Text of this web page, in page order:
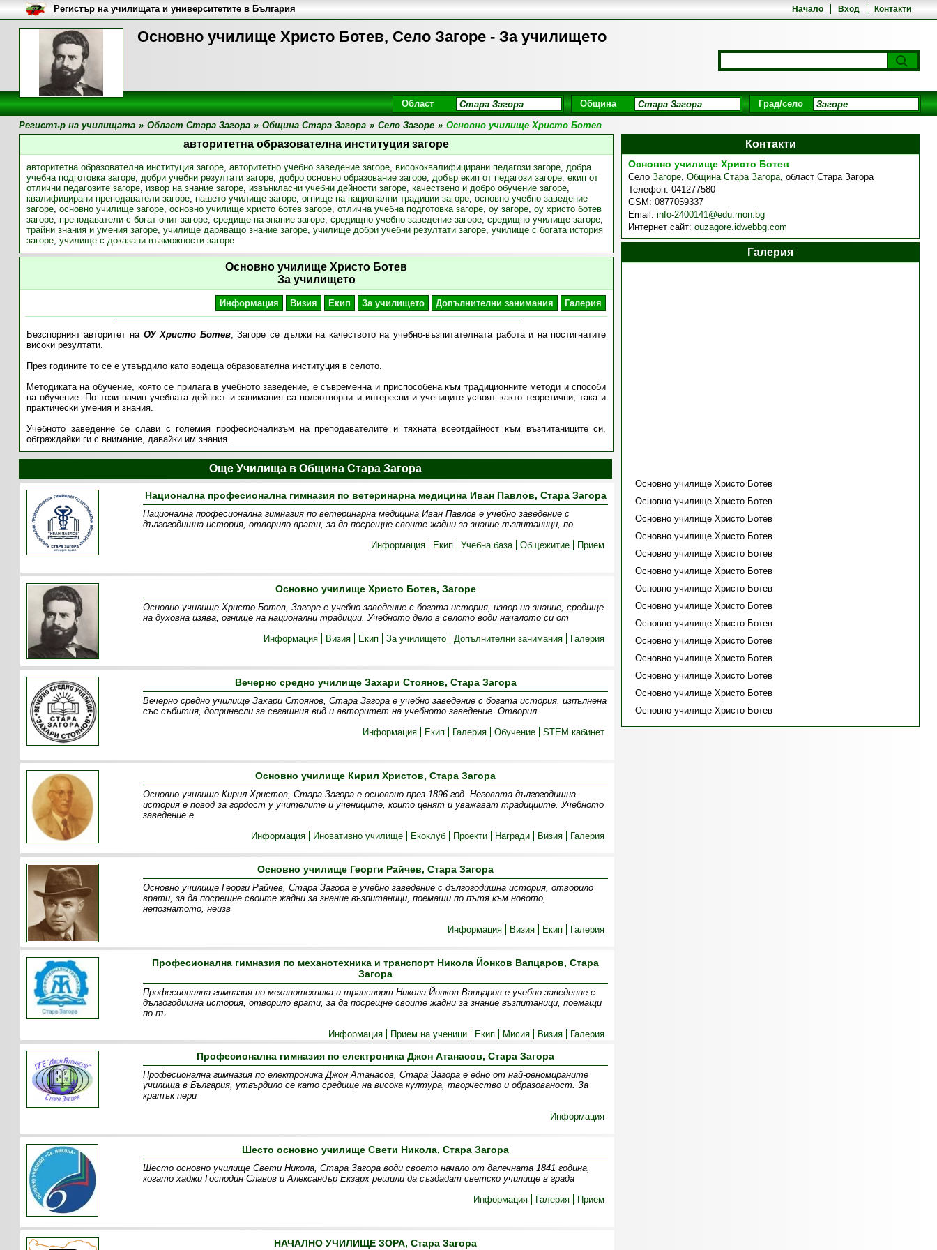
Основно училище Христо Ботев, Село Загоре - За училището
Начало Вход Контакти
Регистър на училищата и университетите в България
Област Община Град/село
Регистър на училищата » Област Стара Загора » Община Стара Загора » Село Загоре » Основно училище Христо Ботев
авторитетна образователна институция загоре
авторитетна образователна институция загоре, авторитетно учебно заведение загоре, висококвалифицирани педагози загоре, добра
учебна подготовка загоре, добри учебни резултати загоре, добро основно образование загоре, добър екип от педагози загоре, екип от
отлични педагозите загоре, извор на знание загоре, извънкласни учебни дейности загоре, качествено и добро обучение загоре,
квалифицирани преподаватели загоре, нашето училище загоре, огнище на национални традиции загоре, основно учебно заведение
загоре, основно училище загоре, основно училище христо ботев загоре, отлична учебна подготовка загоре, оу загоре, оу христо ботев
загоре, преподаватели с богат опит загоре, средище на знание загоре, средищно учебно заведение загоре, средищно училище загоре,
трайни знания и умения загоре, училище даряващо знание загоре, училище добри учебни резултати загоре, училище с богата история
загоре, училище с доказани възможности загоре
Основно училище Христо Ботев
За училището
Информация Визия Екип За училището Допълнителни занимания Галерия
Безспорният авторитет на ОУ Христо Ботев, Загоре се дължи на качеството на учебно-възпитателната работа и на постигнатите
високи резултати.
През годините то се е утвърдило като водеща образователна институция в селото.
Методиката на обучение, която се прилага в учебното заведение, е съвременна и приспособена към традиционните методи и способи
на обучение. По този начин учебната дейност и занимания са ползотворни и интересни и учениците усвоят както теоретични, така и
практически умения и знания.
Учебното заведение се слави с големия професионализъм на преподавателите и тяхната всеотдайност към възпитаниците си,
обграждайки ги с внимание, давайки им знания.
Контакти
Основно училище Христо Ботев
Село Загоре, Община Стара Загора, област Стара Загора
Телефон: 041277580
GSM: 0877059337
Email: info-2400141@edu.mon.bg
Интернет сайт: ouzagore.idwebbg.com
Галерия
Основно училище Христо Ботев
Основно училище Христо Ботев
Основно училище Христо Ботев
Основно училище Христо Ботев
Основно училище Христо Ботев
Основно училище Христо Ботев
Основно училище Христо Ботев
Основно училище Христо Ботев
Основно училище Христо Ботев
Основно училище Христо Ботев
Основно училище Христо Ботев
Основно училище Христо Ботев
Основно училище Христо Ботев
Основно училище Христо Ботев
Още Училища в Община Стара Загора
Национална професионална гимназия по ветеринарна медицина Иван Павлов, Стара Загора
Национална професионална гимназия по ветеринарна медицина Иван Павлов е учебно заведение с
дългогодишна история, отворило врати, за да посрещне своите жадни за знание възпитаници, по
Информация
Екип Учебна база Общежитие Прием
Основно училище Христо Ботев, Загоре
Основно училище Христо Ботев, Загоре е учебно заведение с богата история, извор на знание, средище
на духовна изява, огнище на национални традиции. Учебното дело в селото води началото си от
Информация
Визия Екип За училището Допълнителни занимания Галерия
Вечерно средно училище Захари Стоянов, Стара Загора
Вечерно средно училище Захари Стоянов, Стара Загора е учебно заведение с богата история, изпълнена
със събития, допринесли за сегашния вид и авторитет на учебното заведение. Отворил
Информация
Екип Галерия Обучение STEM кабинет
Основно училище Кирил Христов, Стара Загора
Основно училище Кирил Христов, Стара Загора е основано през 1896 год. Неговата дългогодишна
история е повод за гордост у учителите и учениците, които ценят и уважават традициите. Учебното
заведение е
Информация
Иновативно училище Екоклуб Прoекти Награди Визия Галерия
Основно училище Георги Райчев, Стара Загора
Основно училище Георги Райчев, Стара Загора е учебно заведение с дългогодишна история, отворило
врати, за да посрещне своите жадни за знание възпитаници, поемащи по пътя към новото,
непознатото, неизв
Информация
Визия Екип Галерия
Професионална гимназия по механотехника и транспорт Никола Йонков Вапцаров, Стара
Загора
Професионална гимназия по механотехника и транспорт Никола Йонков Вапцаров е учебно заведение с
дългогодишна история, отворило врати, за да посрещне своите жадни за знание възпитаници, поемащи
по пъ
Информация
Прием на ученици Екип Мисия Визия Галерия
Професионална гимназия по електроника Джон Атанасов, Стара Загора
Професионална гимназия по електроника Джон Атанасов, Стара Загора е едно от най-реномираните
училища в България, утвърдило се като средище на висока култура, творчество и образованост. За
кратък пери
Информация
Шесто основно училище Свети Никола, Стара Загора
Шесто основно училище Свети Никола, Стара Загора води своето начало от далечната 1841 година,
когато хаджи Господин Славов и Александър Екзарх решили да създадат светско училище в града
Информация
Галерия Прием
НАЧАЛНО УЧИЛИЩЕ ЗОРА, Стара Загора